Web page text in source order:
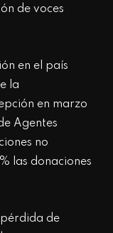
de voces
en el país
la
en marzo
Agentes
no
las donaciones
pérdida de